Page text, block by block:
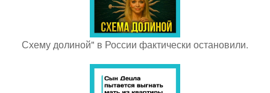
Схему долиной" в России фактически остановили.